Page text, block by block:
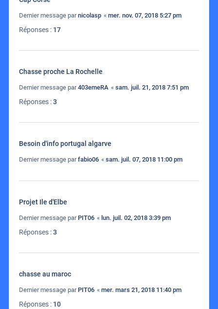
Dernier message parnicolasp « mer. nov. 07, 2018 5:27 pm
Réponses : 17
Chasse proche La Rochelle
Dernier message par403emeRA « sam. juil. 21, 2018 7:51 pm
Réponses :3
Besoin d'info portugal algarve
Dernier message parfabio06 « sam. juil. 07, 2018 11:00 pm
Projet Ile d'Elbe
Dernier message par PIT06 « lun. juil. 02, 2018 3:39 pm
Réponses :3
chasse au maroc
Dernier message par PIT06 « mer. mars 21, 2018 11:40 pm
Réponses : 10